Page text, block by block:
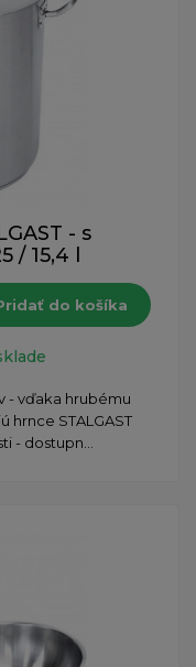
- s
15,4 l
do košíka
- vďaka hrubému
hrnce STALGAST
- dostupn...